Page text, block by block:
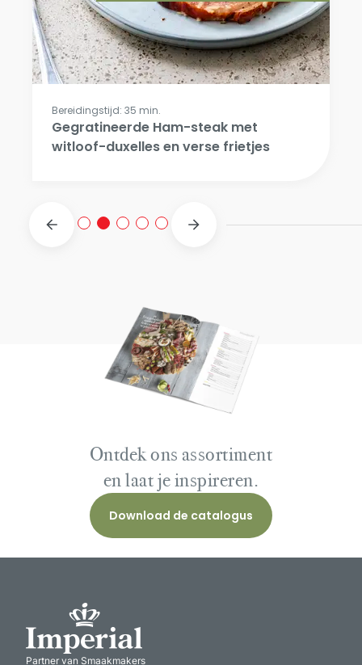
Bereidingstijd: 35 min.
Gegratineerde Ham-steak met
witloof-duxelles en verse frietjes
Ontdek ons assortiment
en laat je inspireren.
Download de catalogus
Partner van Smaakmakers